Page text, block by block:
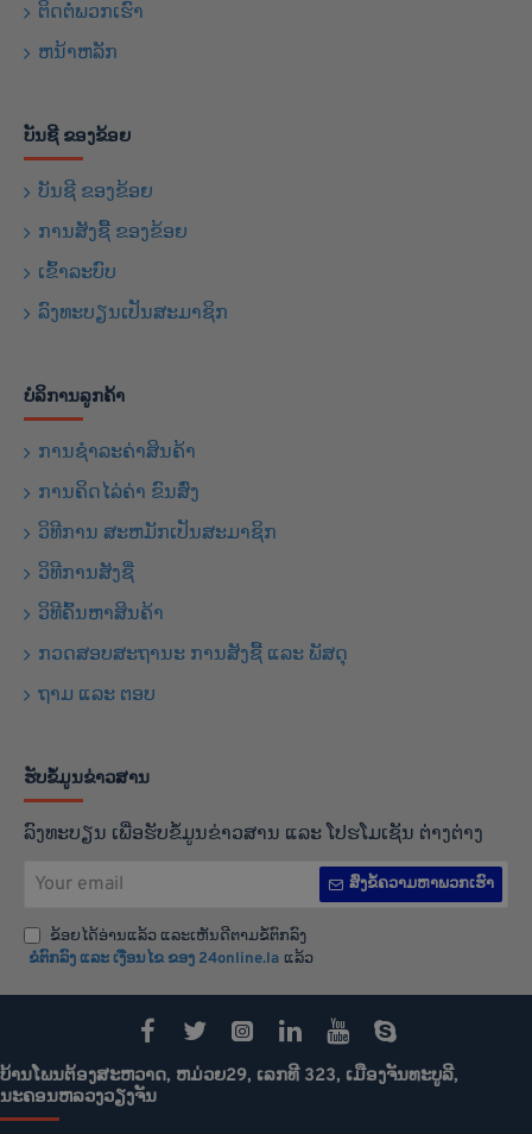
ຕິດຕໍ່ພວກເຮົາ
ຫນ້າຫລັກ
ບັນຊີ ຂອງຂ້ອຍ
ບັນຊີ ຂອງຂ້ອຍ
ການສັງຊື້ ຂອງຂ້ອຍ
ເຂົ້າລະບົບ
ລົງທະບຽນເປັນສະມາຊິກ
ບໍລິການລູກຄ້າ
ການຊຳລະຄ່າສິນຄ້າ
ການຄິດໄລ່ຄ່າ ຂົນສົ່ງ
ວິທີການ ສະຫມັກເປັນສະມາຊິກ
ວິທີການສັງຊື່
ວິທີຄົ້ນຫາສິນຄ້າ
ກວດສອບສະຖານະ ການສັງຊື້ ແລະ ພັສດຸ
ຖາມ ແລະ ຕອບ
ຮັບຂໍ້ມູນຂ່າວສານ
ລົງທະບຽນ ເພື່ອຮັບຂໍ້ມູນຂ່າວສານ ແລະ ໂປຮໂມເຊັນ ຕ່າງຕ່າງ
email
ສົ່ງຂໍ້ຄວາມຫາພວກເຮົາ
ຂ້ອຍໄດ້ອ່ານແລ້ວ ແລະເຫັນດີຕາມຂໍ້ຕົກລົງ
ຂໍຕົກລົງ ແລະ ເງືອນໄຂ ຂອງ 24online.la ແລ້ວ
ບ້ານໂພນຕ້ອງສະຫວາດ, ຫມ່ວຍ29, ເລກທີ 323, ເມືອງຈັນທະບູລີ,
ນະຄອນຫລວງວຽງຈັນ